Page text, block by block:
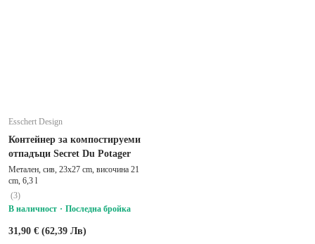
Esschert Design
Контейнер за компостируеми
отпадъци Secret Du Potager
Метален, сив, 23x27 cm, височина 21
cm, 6,3 l
(3)
В наличност
Последна бройка
31,90 € (62,39 Лв)